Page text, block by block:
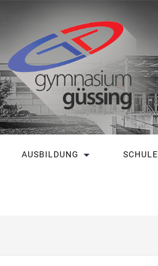
AUSBILDUNG SCHULE